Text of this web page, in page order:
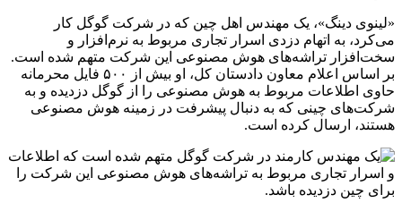
«لینوی دینگ»، یک مهندس اهل چین که در شرکت گوگل کار
می‌کرد، به اتهام دزدی اسرار تجاری مربوط به نرم‌افزار و
سخت‌افزار تراشه‌های هوش مصنوعی این شرکت متهم شده است.
بر اساس اعلام معاون دادستان کل، او بیش از ۵۰۰ فایل محرمانه
حاوی اطلاعات مربوط به هوش مصنوعی را از گوگل دزدیده و به
شرکت‌های چینی که به دنبال پیشرفت در زمینه هوش مصنوعی
هستند، ارسال کرده است.